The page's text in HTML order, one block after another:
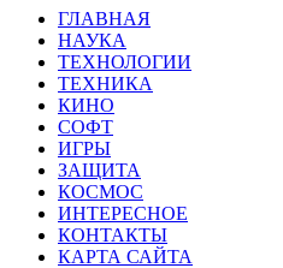
ГЛАВНАЯ
НАУКА
ТЕХНОЛОГИИ
ТЕХНИКА
КИНО
СОФТ
ИГРЫ
ЗАЩИТА
КОСМОС
ИНТЕРЕСНОЕ
КОНТАКТЫ
КАРТА САЙТА